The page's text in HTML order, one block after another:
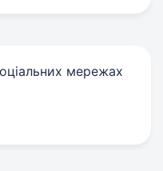
мережах